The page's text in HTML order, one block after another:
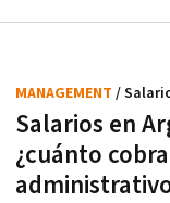
Salarios en
¿cuánto
MANAGEMENT /